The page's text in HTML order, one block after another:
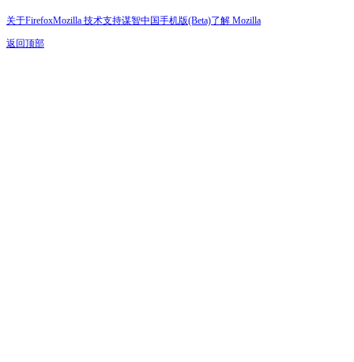
关于FirefoxMozilla 技术支持谋智中国手机版(Beta)了解 Mozilla
返回顶部